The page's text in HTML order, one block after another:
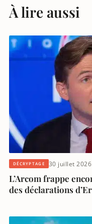
À lire aussi
DÉCRYPTAGE 30 juillet 2026
L’Arcom frappe
des déclarations